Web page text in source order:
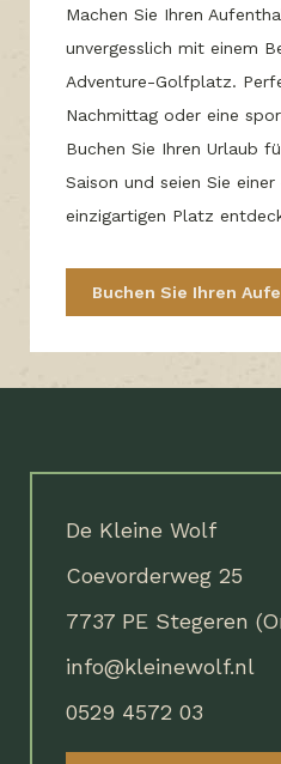
Machen Sie Ihren
unvergesslich mit einem
Adventure-Golfplatz.
Nachmittag oder eine
Buchen Sie Ihren Urlaub
Saison und seien Sie
einzigartigen Platz
Buchen Sie Ihren
De Kleine Wolf
Coevorderweg 25
7737 PE Stegeren
info@kleinewolf.nl
0529 4572 03